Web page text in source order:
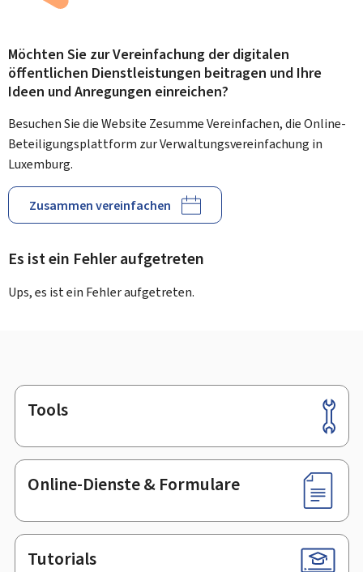
Möchten Sie zur Vereinfachung der digitalen
öffentlichen Dienstleistungen beitragen und Ihre
Ideen und Anregungen einreichen?
Besuchen Sie die Website Zesumme Vereinfachen, die Online-
Beteiligungsplattform zur Verwaltungsvereinfachung in
Luxemburg.
Zusammen vereinfachen
Es ist ein Fehler aufgetreten
Ups, es ist ein Fehler aufgetreten.
Footer
Tools
Online-Dienste & Formulare
Tutorials